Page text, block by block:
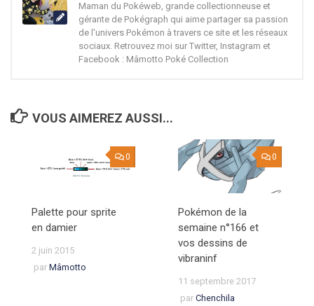
Maman du Pokéweb, grande collectionneuse et
gérante de Pokégraph qui aime partager sa passion
de l'univers Pokémon à travers ce site et les réseaux
sociaux. Retrouvez moi sur Twitter, Instagram et
Facebook : Mâmotto Poké Collection
VOUS AIMEREZ AUSSI...
0
Palette pour sprite
en damier
2 juin 2015
par Mâmotto
0
Pokémon de la
semaine n°166 et
vos dessins de
vibraninf
11 septembre 2017
par Chenchila